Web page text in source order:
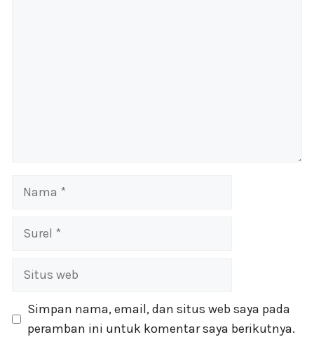
Nama
Surel
Situs
Simpan nama, email, dan situs web saya pada
peramban ini untuk komentar saya berikutnya.